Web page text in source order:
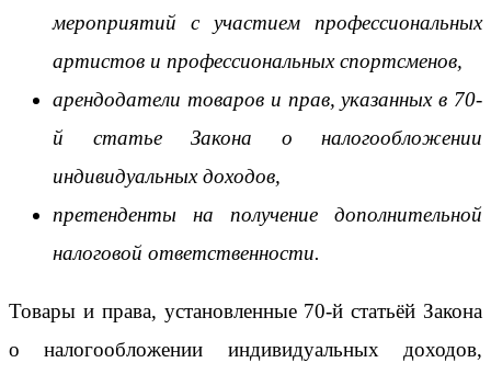
мероприятий с участием профессиональных
артистов и профессиональных спортсменов,
арендодатели товаров и прав, указанных в 70-
й статье Закона о налогообложении
индивидуальных доходов,
претенденты на получение дополнительной
налоговой ответственности.
Товары и права, установленные 70-й статьёй Закона
о налогообложении индивидуальных доходов,